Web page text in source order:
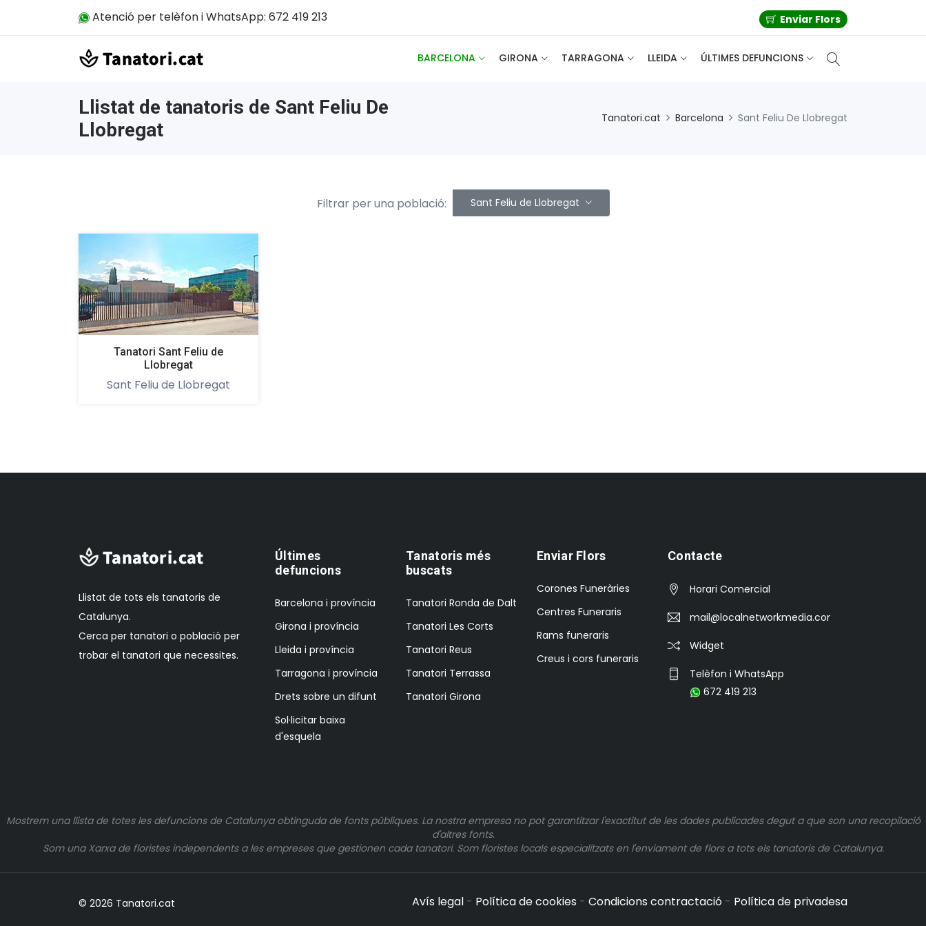
Atenció per telèfon i WhatsApp: 672 419 213 Enviar Flors
BARCELONA GIRONA TARRAGONA LLEIDA ÚLTIMES DEFUNCIONS
Llistat de tanatoris de Sant Feliu De
Llobregat
Tanatori.cat Barcelona Sant Feliu De Llobregat
Filtrar per una població: Sant Feliu de Llobregat
Tanatori Sant Feliu de
Llobregat
Sant Feliu de Llobregat
Llistat de tots els tanatoris de
Catalunya.
Cerca per tanatori o població per
trobar el tanatori que necessites.
Últimes
defuncions
Barcelona i província
Girona i província
Lleida i província
Tarragona i província
Drets sobre un difunt
Sol·licitar baixa
d'esquela
Tanatoris més
buscats
Tanatori Ronda de Dalt
Tanatori Les Corts
Tanatori Reus
Tanatori Terrassa
Tanatori Girona
Enviar Flors
Corones Funeràries
Centres Funeraris
Rams funeraris
Creus i cors funeraris
Contacte
Horari Comercial
mail@localnetworkmedia.com
Widget
Telèfon i WhatsApp
672 419 213
Mostrem una llista de totes les defuncions de Catalunya obtinguda de fonts públiques. La nostra empresa no pot garantitzar l'exactitut de les dades publicades degut a que son una recopilació
d'altres fonts.
Som una Xarxa de floristes independents a les empreses que gestionen cada tanatori. Som floristes locals especialitzats en l'enviament de flors a tots els tanatoris de Catalunya.
© 2026 Tanatori.cat Avís legal - Política de cookies - Condicions contractació - Política de privadesa